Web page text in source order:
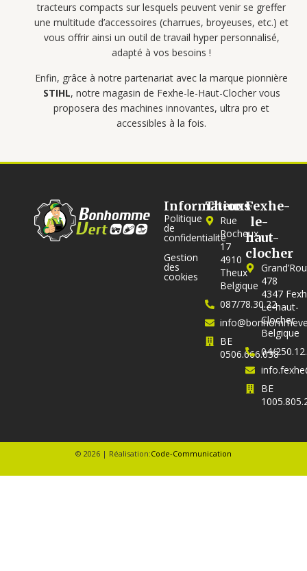
tracteurs compacts sur lesquels peuvent venir se greffer
une multitude d’accessoires (charrues, broyeuses, etc.) et
vous offrir ainsi un outil de travail hyper personnalisé,
adapté à vos besoins !
Enfin, grâce à notre partenariat avec la marque pionnière
STIHL, notre magasin de Fexhe-le-Haut-Clocher vous
proposera des machines innovantes, ultra pro et
accessibles à la fois.
Informations
Politique
de
confidentialité
Gestion
des
cookies
Theux
Rue
Rocheux,
17
4910
Theux
Belgique
087/78.30.22
BE
0506.666.038
Fexhe-
le-
haut-
clocher
478
4347
Le-haut-
Clocher
Belgique
04/
BE
© 2026 | Réalisation:Code-Communication